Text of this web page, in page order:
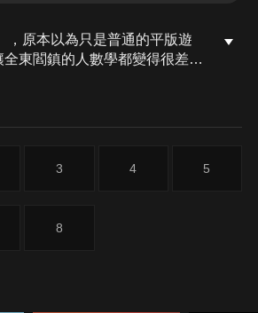
，原本以為只是普通的平版遊
東閻鎮的人數學都變得很差！
何與數學魔對決並幫助世界恢復
3 4 5
8